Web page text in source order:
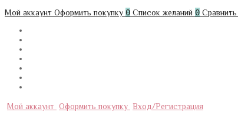
Мой аккаунт Оформить покупку 0 Список желаний 0 Сравнить
Мой аккаунт Оформить покупку Вход/Регистрация